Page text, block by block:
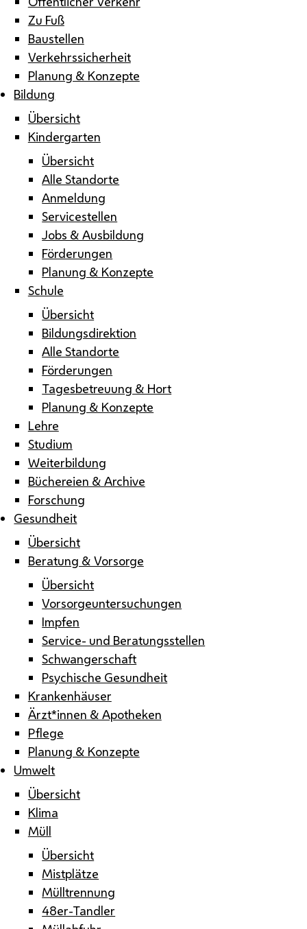
Zu Fuß
Baustellen
Verkehrssicherheit
Planung & Konzepte
Bildung
Übersicht
Kindergarten
Übersicht
Alle Standorte
Anmeldung
Servicestellen
Jobs & Ausbildung
Förderungen
Planung & Konzepte
Schule
Übersicht
Bildungsdirektion
Alle Standorte
Förderungen
Tagesbetreuung & Hort
Planung & Konzepte
Lehre
Studium
Weiterbildung
Büchereien & Archive
Forschung
Gesundheit
Übersicht
Beratung & Vorsorge
Übersicht
Vorsorgeuntersuchungen
Impfen
Service- und Beratungsstellen
Schwangerschaft
Psychische Gesundheit
Krankenhäuser
Ärzt*innen & Apotheken
Pflege
Planung & Konzepte
Umwelt
Übersicht
Klima
Müll
Übersicht
Mistplätze
Mülltrennung
48er-Tandler